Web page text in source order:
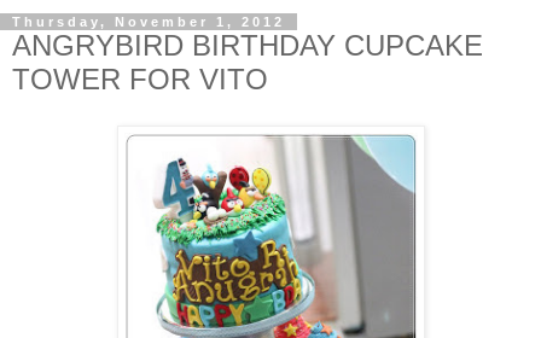
Thursday, November 1, 2012
ANGRYBIRD BIRTHDAY CUPCAKE
TOWER FOR VITO